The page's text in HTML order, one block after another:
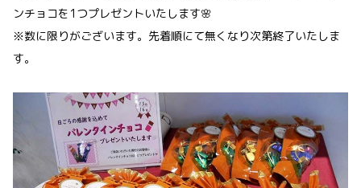
ンチョコを1つプレゼントいたします🌸
※数に限りがございます。先着順にて無くなり次第終了いたしま
す。